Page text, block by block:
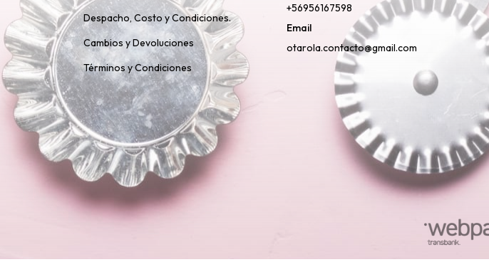
Despacho, Costo y Condiciones.
Cambios y Devoluciones
Términos y Condiciones
+56956167598
Email
otarola.contacto@gmail.com